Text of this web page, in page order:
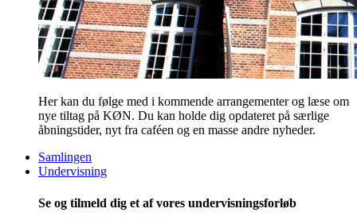
Her kan du følge med i kommende arrangementer og læse om
nye tiltag på KØN. Du kan holde dig opdateret på særlige
åbningstider, nyt fra caféen og en masse andre nyheder.
Samlingen
Undervisning
Se og tilmeld dig et af vores undervisningsforløb